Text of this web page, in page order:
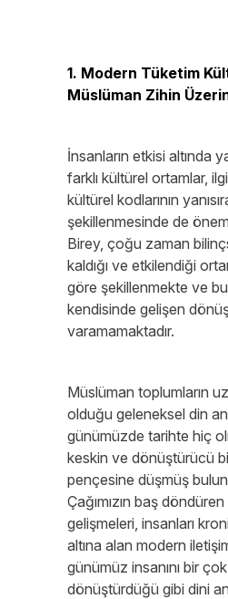
1. Modern Tüketim
Müslüman Zihin
İnsanların etkisi altında
farklı kültürel ortamlar,
kültürel kodlarının
şekillenmesinde de
Birey, çoğu zaman
kaldığı ve etkilendiği
göre şekillenmekte ve
kendisinde gelişen
varamamaktadır.
Müslüman toplumların
olduğu geleneksel din
günümüzde tarihte hiç
keskin ve dönüştürücü
pençesine düşmüş
Çağımızın baş
gelişmeleri, insanları
altına alan modern
günümüz insanını bir
dönüştürdüğü gibi dini